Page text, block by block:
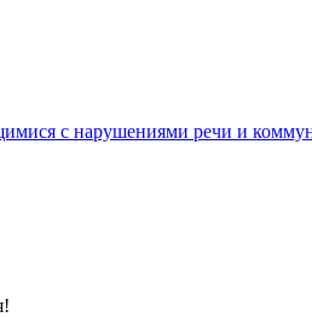
с нарушениями речи и